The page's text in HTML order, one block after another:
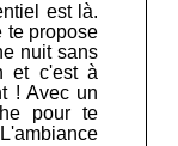
est là.
te propose
nuit sans
et c'est à
! Avec un
pour te